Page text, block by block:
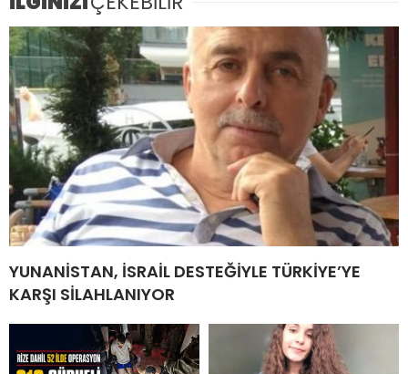
YUNANİSTAN, İSRAİL DESTEĞİYLE TÜRKİYE’YE
KARŞI SİLAHLANIYOR